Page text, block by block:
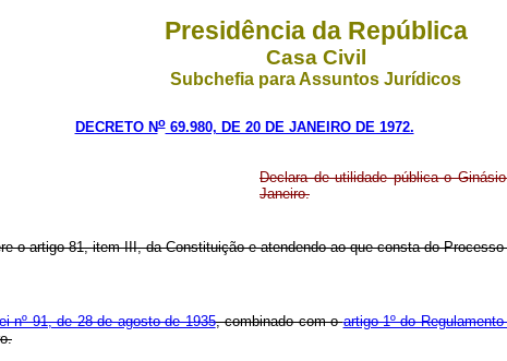
Presidência da República
Casa Civil
Subchefia para Assuntos Jurídicos
DECRETO No69.980, DE 20 DE JANEIRO DE 1972.
Declara de utilidade pública o
Janeiro.
o artigo 81, item III, da Constituição e atendendo ao que consta do
nº 91, de 28 de agosto de 1935, combinado com oartigo 1º do